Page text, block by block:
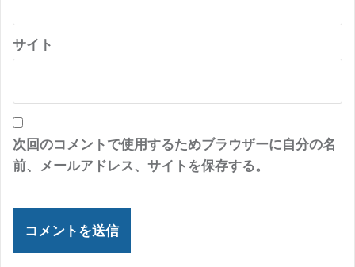
サイト
次回のコメントで使用するためブラウザーに自分の名
前、メールアドレス、サイトを保存する。